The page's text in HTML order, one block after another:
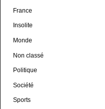
France
Insolite
Monde
Non classé
Politique
Société
Sports